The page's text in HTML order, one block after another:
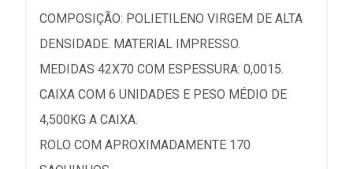
COMPOSIÇÃO: POLIETILENO VIRGEM DE ALTA
DENSIDADE. MATERIAL IMPRESSO.
MEDIDAS 42X70 COM ESPESSURA: 0,0015.
CAIXA COM 6 UNIDADES E PESO MÉDIO DE
4,500KG A CAIXA.
ROLO COM APROXIMADAMENTE 170